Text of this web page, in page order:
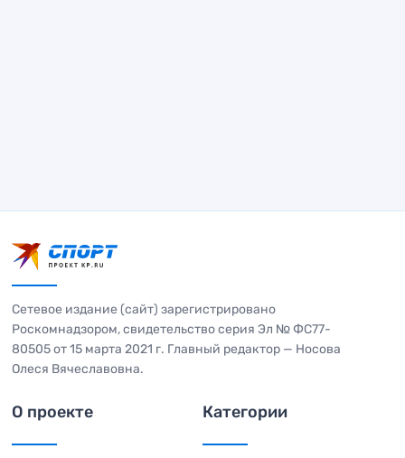
Сетевое издание (сайт) зарегистрировано
Роскомнадзором, свидетельство серия Эл № ФС77-
80505 от 15 марта 2021 г. Главный редактор — Носова
Олеся Вячеславовна.
О проекте Категории